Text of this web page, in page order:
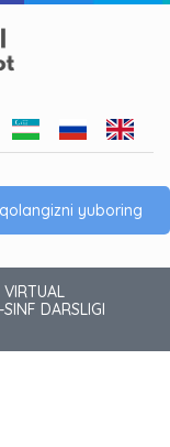
yuboring
VIRTUAL
DARSLIGI